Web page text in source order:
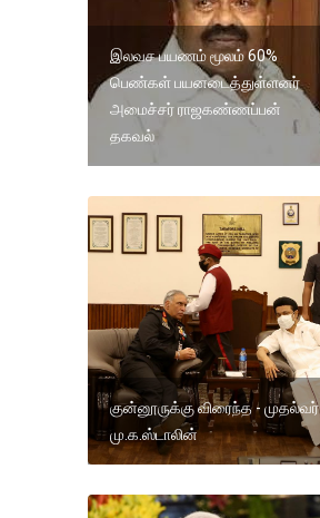
இலவச பயணம் மூலம் 60%
பெண்கள் பயனடைத்துள்ளனர்
அமைச்சர் ராஜகண்ணப்பன்
தகவல்
குன்னூருக்கு விரைந்த - முதல்வர்
மு.க.ஸ்டாலின்